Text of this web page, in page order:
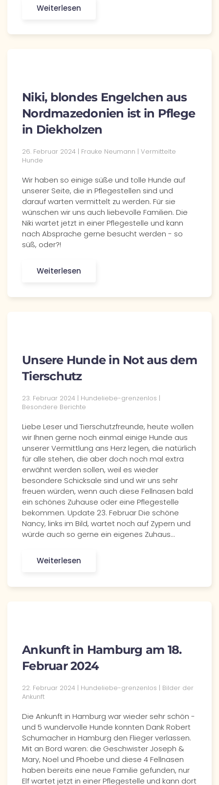
Weiterlesen
Niki, blondes Engelchen aus
Nordmazedonien ist in Pflege
in Diekholzen
26. Februar 2024 | Frauke Neumann | Vermittelte
Hunde
Wir haben so einige süße und tolle Hunde auf
unserer Seite, die in Pflegestellen sind und
darauf warten vermittelt zu werden. Für sie
wünschen wir uns auch liebevolle Familien. Die
Niki wartet jetzt in einer Pflegestelle und kann
nach Absprache gerne besucht werden - so
süß, oder?!
Weiterlesen
Unsere Hunde in Not aus dem
Tierschutz
23. Februar 2024 | Hundeliebe-grenzenlos |
Besondere Berichte
Liebe Leser und Tierschutzfreunde, heute wollen
wir Ihnen gerne noch einmal einige Hunde aus
unserer Vermittlung ans Herz legen, die natürlich
für alle stehen, die aber doch noch mal extra
erwähnt werden sollen, weil es wieder
besondere Schicksale sind und wir uns sehr
freuen würden, wenn auch diese Fellnasen bald
ein schönes Zuhause oder eine Pflegestelle
bekommen. Update 23. Februar Die schöne
Nancy, links im Bild, wartet noch auf Zypern und
würde auch so gerne ein eigenes Zuhaus…
Weiterlesen
Ankunft in Hamburg am 18.
Februar 2024
22. Februar 2024 | Hundeliebe-grenzenlos | Bilder der
Ankunft
Die Ankunft in Hamburg war wieder sehr schön -
und 5 wundervolle Hunde konnten Dank Robert
Schumacher in Hamburg den Flieger verlassen.
Mit an Bord waren: die Geschwister Joseph &
Mary, Noel und Phoebe und diese 4 Fellnasen
haben bereits eine neue Familie gefunden, nur
Elf wartet jetzt in einer Pflegestelle und kann dort